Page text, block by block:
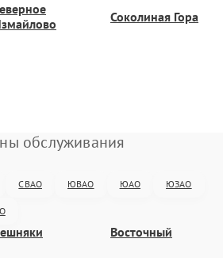
Соколиная Гора
обслуживания
СВАО ЮВАО ЮАО ЮЗАО
Восточный